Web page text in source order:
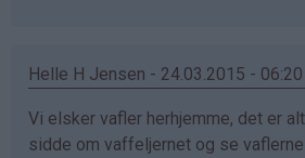
Helle H Jensen - 24.03.2015 - 06:20
Vi elsker vafler herhjemme, det er
sidde om vaffeljernet og se